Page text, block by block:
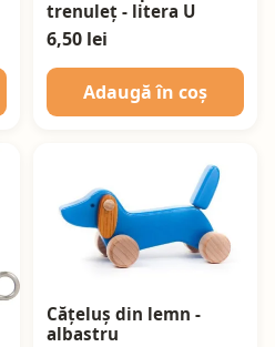
trenuleț - litera U
6,50 lei
Adaugă în coș
Cățeluș din lemn -
albastru